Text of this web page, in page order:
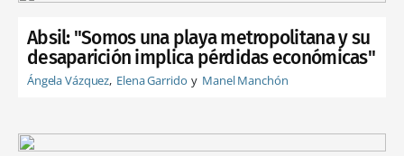
Absil: "Somos una playa metropolitana y su
desaparición implica pérdidas económicas"
Ángela Vázquez Elena Garrido Manel Manchón